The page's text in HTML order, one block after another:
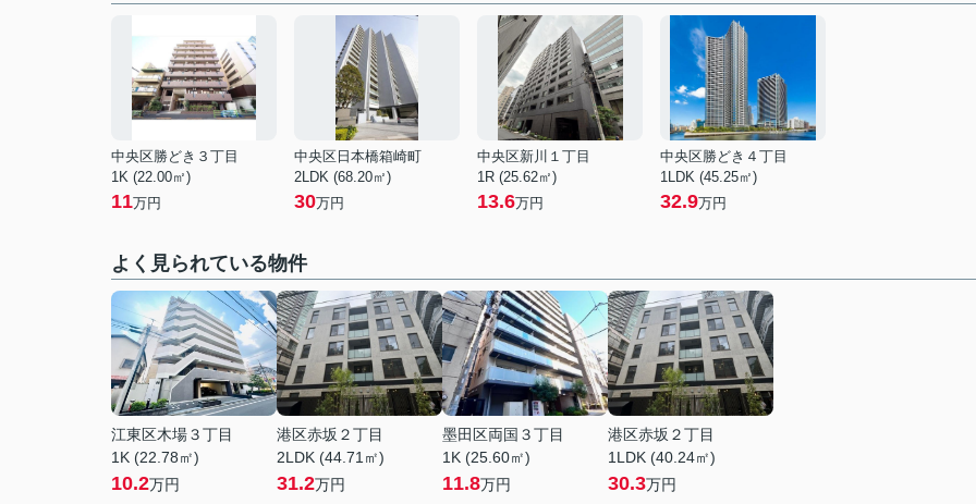
中央区勝どき３丁目
1K (22.00㎡)
11万円
中央区日本橋箱崎町
2LDK (68.20㎡)
30万円
中央区新川１丁目
1R (25.62㎡)
13.6万円
中央区勝どき４丁目
1LDK (45.25㎡)
32.9万円
よく見られている物件
江東区木場３丁目
1K (22.78㎡)
10.2万円
港区赤坂２丁目
2LDK (44.71㎡)
31.2万円
墨田区両国３丁目
1K (25.60㎡)
11.8万円
港区赤坂２丁目
1LDK (40.24㎡)
30.3万円